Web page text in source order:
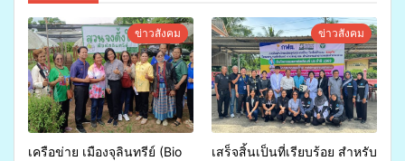
ข่าวสังคม
เครือข่าย เมืองจุลินทรีย์ (Bio
ข่าวสังคม
เสร็จสิ้นเป็นที่เรียบร้อย สำหรับ